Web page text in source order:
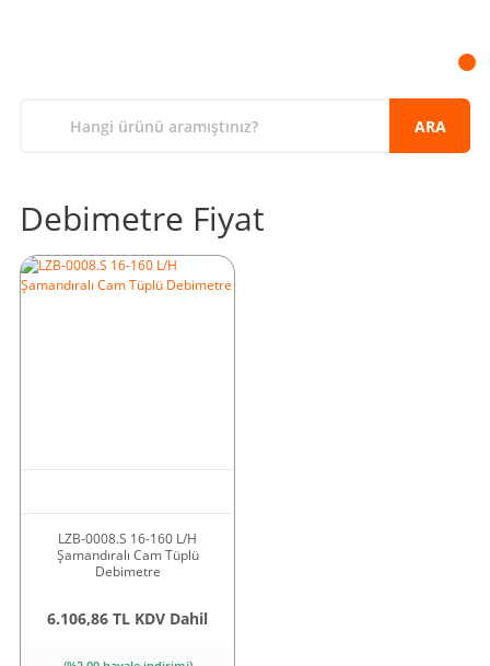
ARA
Debimetre Fiyat
LZB-0008.S 16-160 L/H
Şamandıralı Cam Tüplü
Debimetre
6.106,86 TL KDV Dahil